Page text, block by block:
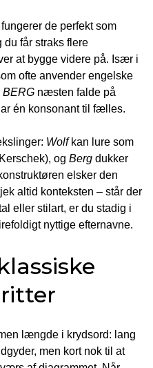
de perfekt som
du får straks flere
at bygge videre på. Især i
ofte anvender engelske
BERG næsten falde på
én konsonant til fælles.
Wolfkan lure som
og Berg dukker
elsker den
altid konteksten – står der
eller stilart, er du stadig i
nyttige efternavne.
længde i krydsord: lang
men kort nok til at